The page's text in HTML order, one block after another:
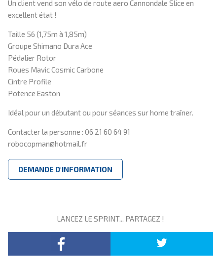
Un client vend son vélo de route aero Cannondale Slice en
excellent état !
Taille 56 (1,75m à 1,85m)
Groupe Shimano Dura Ace
Pédalier Rotor
Roues Mavic Cosmic Carbone
Cintre Profile
Potence Easton
Idéal pour un débutant ou pour séances sur home traîner.
Contacter la personne : 06 21 60 64 91
robocopman@hotmail.fr
DEMANDE D'INFORMATION
LANCEZ LE SPRINT... PARTAGEZ !